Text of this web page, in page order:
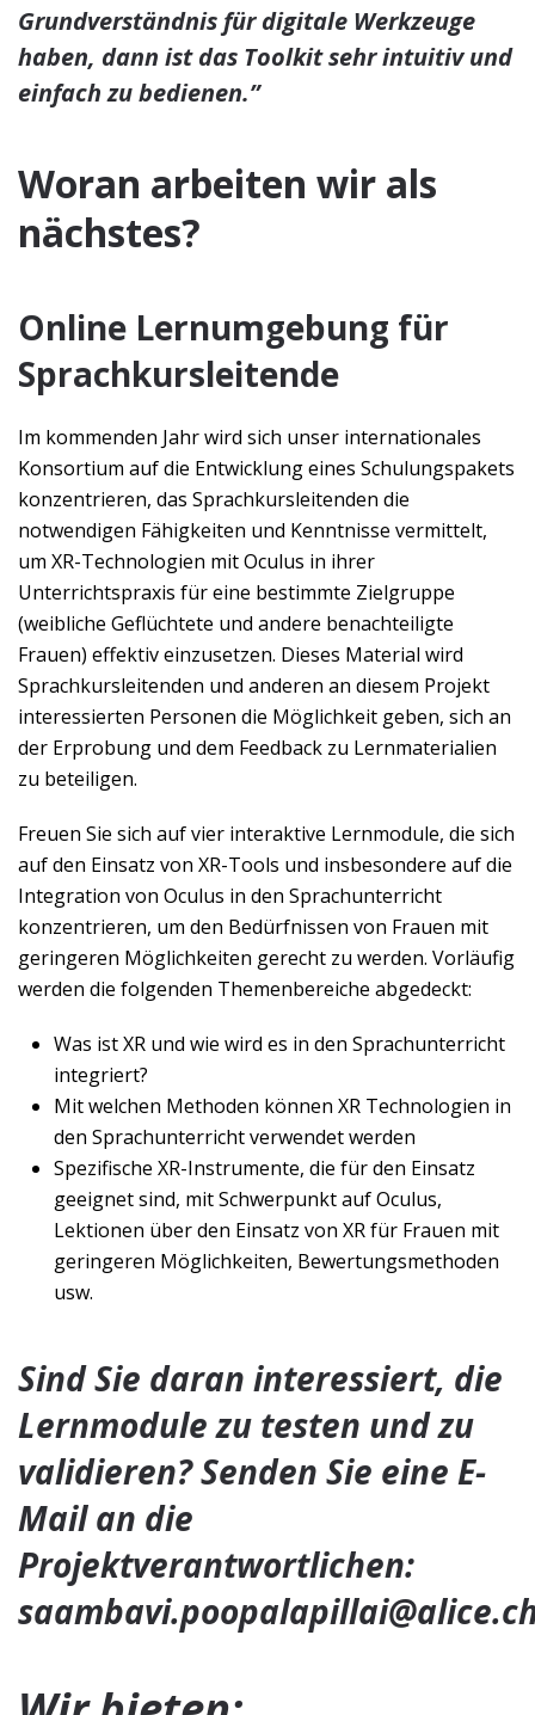
Grundverständnis für digitale Werkzeuge
haben, dann ist das Toolkit sehr intuitiv und
einfach zu bedienen.”
Woran arbeiten wir als
nächstes?
Online Lernumgebung für
Sprachkursleitende
Im kommenden Jahr wird sich unser internationales
Konsortium auf die Entwicklung eines Schulungspakets
konzentrieren, das Sprachkursleitenden die
notwendigen Fähigkeiten und Kenntnisse vermittelt,
um XR-Technologien mit Oculus in ihrer
Unterrichtspraxis für eine bestimmte Zielgruppe
(weibliche Geflüchtete und andere benachteiligte
Frauen) effektiv einzusetzen. Dieses Material wird
Sprachkursleitenden und anderen an diesem Projekt
interessierten Personen die Möglichkeit geben, sich an
der Erprobung und dem Feedback zu Lernmaterialien
zu beteiligen.
Freuen Sie sich auf vier interaktive Lernmodule, die sich
auf den Einsatz von XR-Tools und insbesondere auf die
Integration von Oculus in den Sprachunterricht
konzentrieren, um den Bedürfnissen von Frauen mit
geringeren Möglichkeiten gerecht zu werden. Vorläufig
werden die folgenden Themenbereiche abgedeckt:
Was ist XR und wie wird es in den Sprachunterricht
integriert?
Mit welchen Methoden können XR Technologien in
den Sprachunterricht verwendet werden
Spezifische XR-Instrumente, die für den Einsatz
geeignet sind, mit Schwerpunkt auf Oculus,
Lektionen über den Einsatz von XR für Frauen mit
geringeren Möglichkeiten, Bewertungsmethoden
usw.
Sind Sie daran interessiert, die
Lernmodule zu testen und zu
validieren? Senden Sie eine E-
Mail an die
Projektverantwortlichen: